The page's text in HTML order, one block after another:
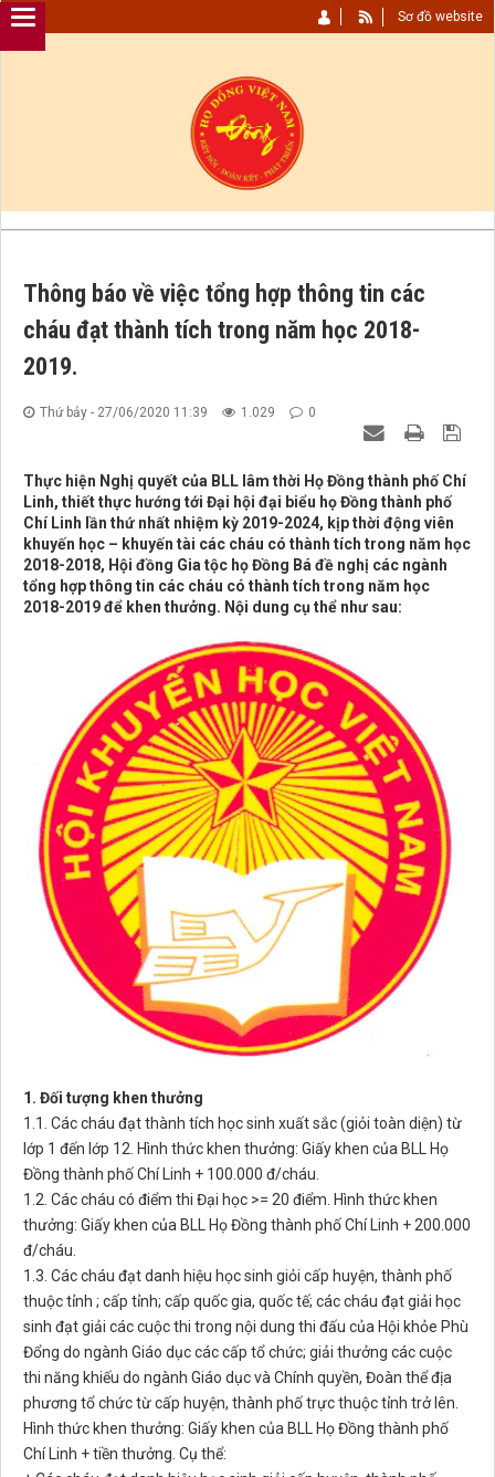
Sơ đồ website
Thông báo về việc tổng hợp thông tin các
cháu đạt thành tích trong năm học 2018-
2019.
Thứ bảy - 27/06/2020 11:39 1.029 0
Thực hiện Nghị quyết của BLL lâm thời Họ Đồng thành phố Chí
Linh, thiết thực hướng tới Đại hội đại biểu họ Đồng thành phố
Chí Linh lần thứ nhất nhiệm kỳ 2019-2024, kịp thời động viên
khuyến học – khuyến tài các cháu có thành tích trong năm học
2018-2018, Hội đồng Gia tộc họ Đồng Bá đề nghị các ngành
tổng hợp thông tin các cháu có thành tích trong năm học
2018-2019 để khen thưởng. Nội dung cụ thể như sau:
1. Đối tượng khen thưởng
1.1. Các cháu đạt thành tích học sinh xuất sắc (giỏi toàn diện) từ
lớp 1 đến lớp 12. Hình thức khen thưởng: Giấy khen của BLL Họ
Đồng thành phố Chí Linh + 100.000 đ/cháu.
1.2. Các cháu có điểm thi Đại học >= 20 điểm. Hình thức khen
thưởng: Giấy khen của BLL Họ Đồng thành phố Chí Linh + 200.000
đ/cháu.
1.3. Các cháu đạt danh hiệu học sinh giỏi cấp huyện, thành phố
thuộc tỉnh ; cấp tỉnh; cấp quốc gia, quốc tế; các cháu đạt giải học
sinh đạt giải các cuộc thi trong nội dung thi đấu của Hội khỏe Phù
Đổng do ngành Giáo dục các cấp tổ chức; giải thưởng các cuộc
thi năng khiếu do ngành Giáo dục và Chính quyền, Đoàn thể địa
phương tổ chức từ cấp huyện, thành phố trực thuộc tỉnh trở lên.
Hình thức khen thưởng: Giấy khen của BLL Họ Đồng thành phố
Chí Linh + tiền thưởng. Cụ thể: